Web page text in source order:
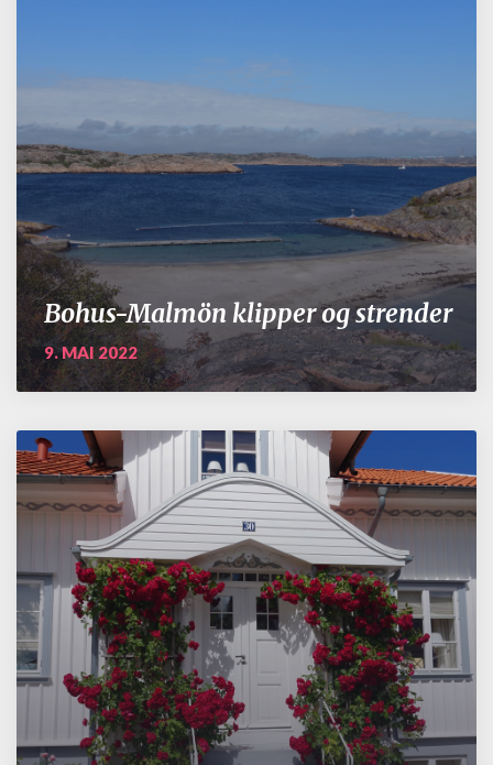
Bohus-Malmön klipper og strender
9. MAI 2022